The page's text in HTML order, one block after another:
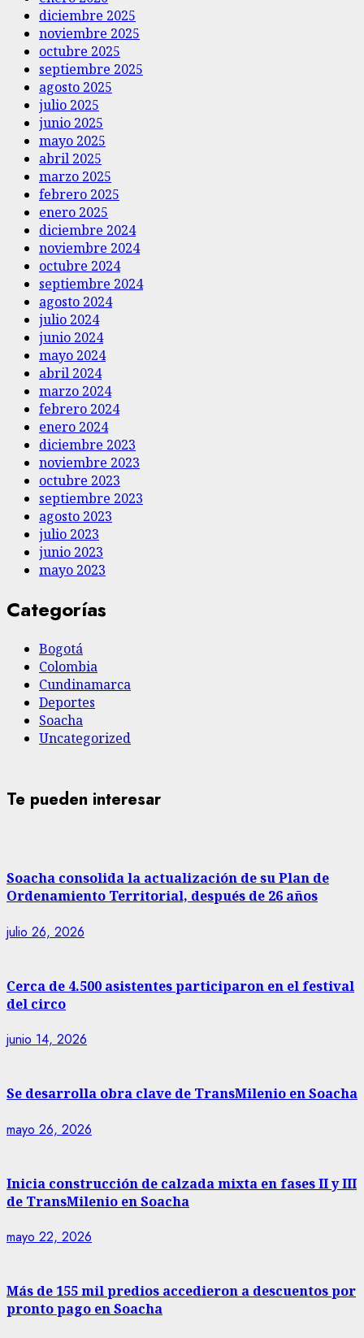
diciembre 2025
noviembre 2025
octubre 2025
septiembre 2025
agosto 2025
julio 2025
junio 2025
mayo 2025
abril 2025
marzo 2025
febrero 2025
enero 2025
diciembre 2024
noviembre 2024
octubre 2024
septiembre 2024
agosto 2024
julio 2024
junio 2024
mayo 2024
abril 2024
marzo 2024
febrero 2024
enero 2024
diciembre 2023
noviembre 2023
octubre 2023
septiembre 2023
agosto 2023
julio 2023
junio 2023
mayo 2023
Categorías
Bogotá
Colombia
Cundinamarca
Deportes
Soacha
Uncategorized
Te pueden interesar
Soacha consolida la actualización de su Plan de
Ordenamiento Territorial, después de 26 años
julio 26, 2026
Cerca de 4.500 asistentes participaron en el festival
del circo
junio 14, 2026
Se desarrolla obra clave de TransMilenio en Soacha
mayo 26, 2026
Inicia construcción de calzada mixta en fases II y III
de TransMilenio en Soacha
mayo 22, 2026
Más de 155 mil predios accedieron a descuentos por
pronto pago en Soacha